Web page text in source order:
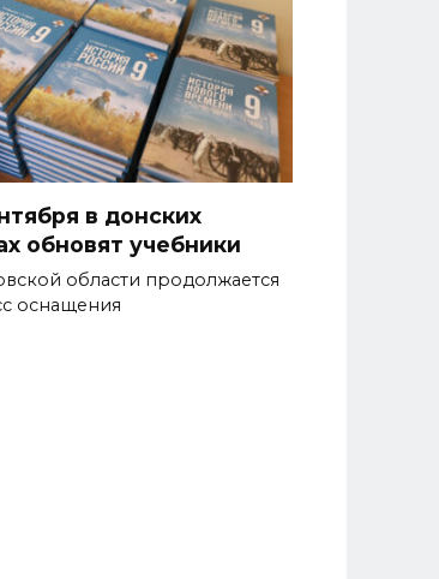
в донских
обновят учебники
области продолжается
оснащения